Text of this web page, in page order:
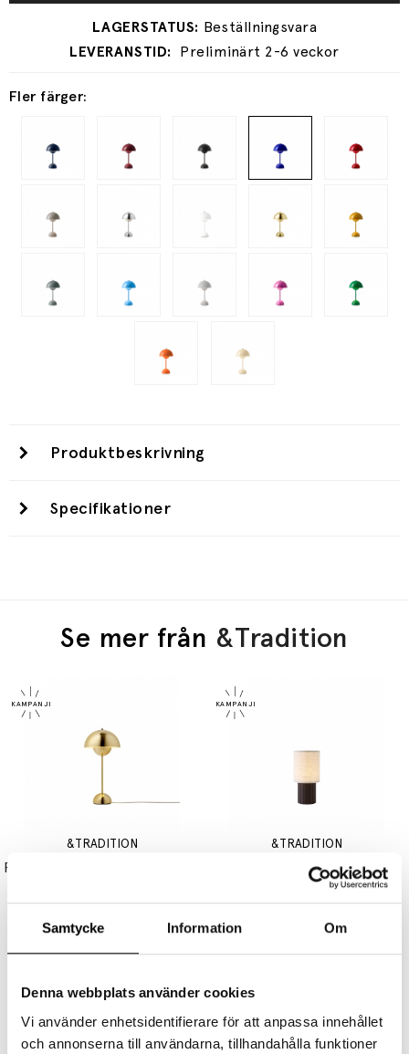
Samtycke Information Om
Denna webbplats använder cookies
Vi använder enhetsidentifierare för att anpassa innehållet
och annonserna till användarna, tillhandahålla funktioner
Fler färger:
Preliminärt 2-6 veckor
Produktbeskrivning
Specifikationer
Se mer från &Tradition
&TRADITION &TRADITION
Manhattan Bordslampa SC52 Portable Canvas & Bronzed Brass
1784 kr